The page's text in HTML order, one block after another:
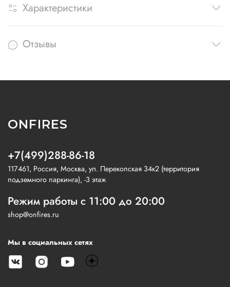
Характеристики
Отзывы
ONFIRES
+7(499)288-86-18
117461, Россия, Москва, ул. Перекопская 34к2 (территория
подземного паркинга), -3 этаж
Режим работы с 11:00 до 20:00
shop@onfires.ru
Мы в социальных сетях